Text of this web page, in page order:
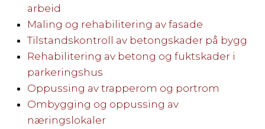
arbeid
Maling og rehabilitering av fasade
Tilstandskontroll av betongskader på bygg
Rehabilitering av betong og fuktskader i
parkeringshus
Oppussing av trapperom og portrom
Ombygging og oppussing av
næringslokaler